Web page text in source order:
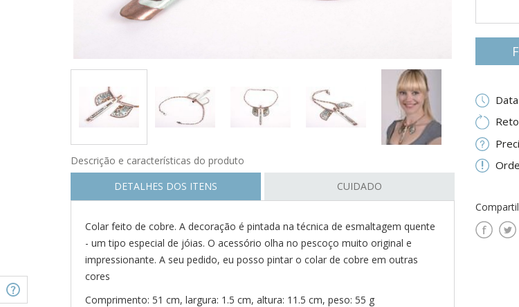
Descrição e características do produto
DETALHES DOS ITENS
CUIDADO
Colar feito de cobre. A decoração é pintada na técnica de esmaltagem quente
- um tipo especial de jóias. O acessório olha no pescoço muito original e
impressionante. A seu pedido, eu posso pintar o colar de cobre em outras
cores
Comprimento: 51 cm, largura: 1.5 cm, altura: 11.5 cm, peso: 55 g